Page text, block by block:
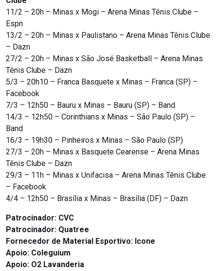
11/2 – 20h – Minas x Mogi – Arena Minas Tênis Clube –
Espn
13/2 – 20h – Minas x Paulistano – Arena Minas Tênis Clube
– Dazn
27/2 – 20h – Minas x São José Basketball – Arena Minas
Tênis Clube – Dazn
5/3 – 20h10 – Franca Basquete x Minas – Franca (SP) –
Facebook
7/3 – 12h50 – Bauru x Minas – Bauru (SP) – Band
14/3 – 12h50 – Corinthians x Minas – São Paulo (SP) –
Band
16/3 – 19h30 – Pinheiros x Minas – São Paulo (SP)
27/3 – 20h – Minas x Basquete Cearense – Arena Minas
Tênis Clube – Dazn
29/3 – 11h – Minas x Unifacisa – Arena Minas Tênis Clube
– Facebook
4/4 – 12h50 – Brasília x Minas – Brasília (DF) – Dazn
Patrocinador: CVC
Patrocinador: Quatree
Fornecedor de Material Esportivo: Icone
Apoio: Coleguium
Apoio: O2 Lavanderia